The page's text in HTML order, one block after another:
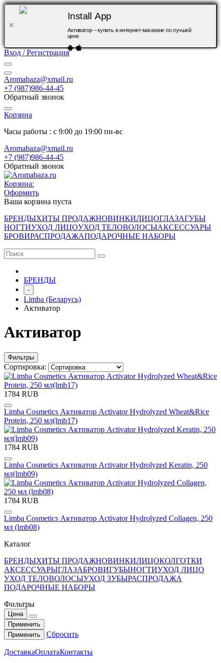
Install App
Активатор – купить в интернет-магазине по лучшей
цене
Вход / Регистрация
Aromabaza@xmail.ru
+7 (987)986-44-45
Обратный звонок
Корзина
Часы работы : с 9:00 до 19:00 пн-вс
Aromabaza@xmail.ru
+7 (987)986-44-45
Обратный звонок
Корзина:
Оформить
Ваша корзина пуста
БРЕНДЫХИТЫ ПРОДАЖНОВИНКИЛИЦОГЛАЗАГУБЫ
НОГТИУХОД ЛИЦОУХОД ТЕЛОВОЛОСЫАКСЕССУАРЫ
БРОВИРАСПРОДАЖАПОДАРОЧНЫЕ НАБОРЫ
БРЕНДЫ
-
Limba (Беларусь)
Активатор
Активатор
Фильтры
Сортировка:
1784 RUB
Limba Cosmetics Активатор Activator Hydrolyzed Wheat&Rice
Protein, 250 мл(lmb17)
1784 RUB
Limba Cosmetics Активатор Activator Hydrolyzed Keratin, 250
мл(lmb09)
1784 RUB
Limba Cosmetics Активатор Activator Hydrolyzed Collagen, 250
мл (lmb08)
Каталог
БРЕНДЫХИТЫ ПРОДАЖНОВИНКИЛИЦОКОЛГОТКИ
АКСЕССУАРЫГЛАЗАБРОВИГУБЫНОГТИУХОД ЛИЦО
УХОД ТЕЛОВОЛОСЫУХОД ЗУБЫРАСПРОДАЖА
ПОДАРОЧНЫЕ НАБОРЫ
Фильтры
Цена
Применить
Применить
Сбросить
ДоставкаОплатаКонтакты